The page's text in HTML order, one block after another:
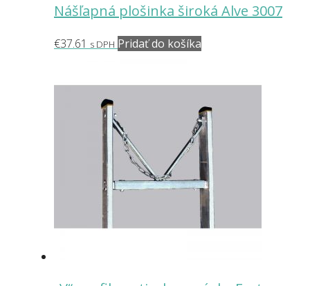
Nášľapná plošinka široká Alve 3007
€37.61 s DPH Pridať do košíka